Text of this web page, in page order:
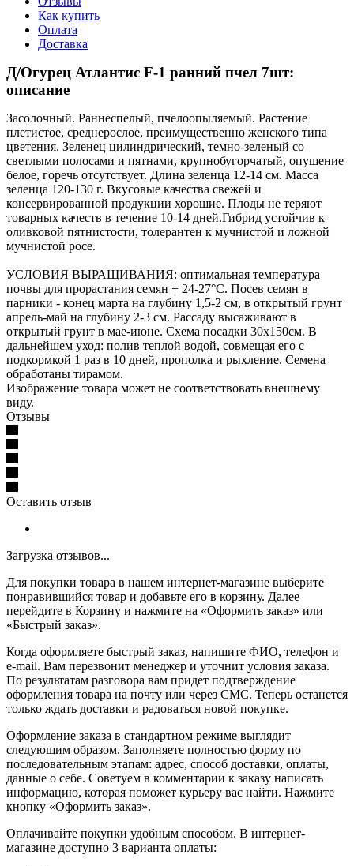
Как купить
Оплата
Доставка
Д/Огурец Атлантис F-1 ранний пчел 7шт:
описание
Засолочный. Раннеспелый, пчелоопыляемый. Растение
плетистое, среднерослое, преимущественно женского типа
цветения. Зеленец цилиндрический, темно-зеленый со
светлыми полосами и пятнами, крупнобугорчатый, опушение
белое, горечь отсутствует. Длина зеленца 12-14 см. Масса
зеленца 120-130 г. Вкусовые качества свежей и
консервированной продукции хорошие. Плоды не теряют
товарных качеств в течение 10-14 дней.Гибрид устойчив к
оливковой пятнистости, толерантен к мучнистой и ложной
мучнистой росе.
УСЛОВИЯ ВЫРАЩИВАНИЯ: оптимальная температура
почвы для прорастания семян + 24-27°С. Посев семян в
парники - конец марта на глубину 1,5-2 см, в открытый грунт
апрель-май на глубину 2-3 см. Рассаду высаживают в
открытый грунт в мае-июне. Схема посадки 30x150см. В
дальнейшем уход: полив теплой водой, совмещая его с
подкормкой 1 раз в 10 дней, прополка и рыхление. Семена
обработаны тирамом.
Изображение товара может не соответствовать внешнему
виду.
Отзывы
Оставить отзыв
Загрузка отзывов...
Для покупки товара в нашем интернет-магазине выберите
понравившийся товар и добавьте его в корзину. Далее
перейдите в Корзину и нажмите на «Оформить заказ» или
«Быстрый заказ».
Когда оформляете быстрый заказ, напишите ФИО, телефон и
e-mail. Вам перезвонит менеджер и уточнит условия заказа.
По результатам разговора вам придет подтверждение
оформления товара на почту или через СМС. Теперь останется
только ждать доставки и радоваться новой покупке.
Оформление заказа в стандартном режиме выглядит
следующим образом. Заполняете полностью форму по
последовательным этапам: адрес, способ доставки, оплаты,
данные о себе. Советуем в комментарии к заказу написать
информацию, которая поможет курьеру вас найти. Нажмите
кнопку «Оформить заказ».
Оплачивайте покупки удобным способом. В интернет-
магазине доступно 3 варианта оплаты: